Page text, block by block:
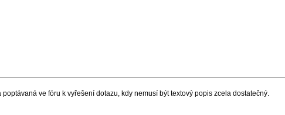
ve fóru k vyřešení dotazu, kdy nemusí být textový popis zcela dostatečný.